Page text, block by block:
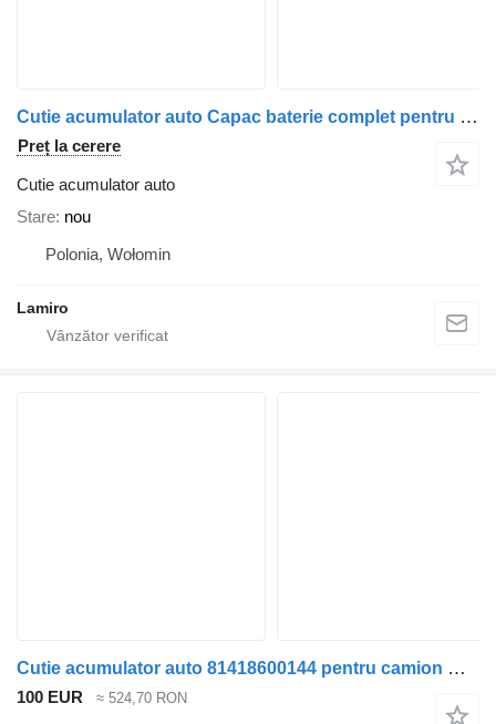
Cutie acumulator auto Capac baterie complet pentru TGA / TGS / TGX (mic) pentru camion MAN TGA / TGS / TGX (2017-2021)
Preț la cerere
Cutie acumulator auto
Stare nou
Polonia, Wołomin
Lamiro
Cutie acumulator auto 81418600144 pentru camion MAN TGA
100 EUR ≈ 524,70 RON